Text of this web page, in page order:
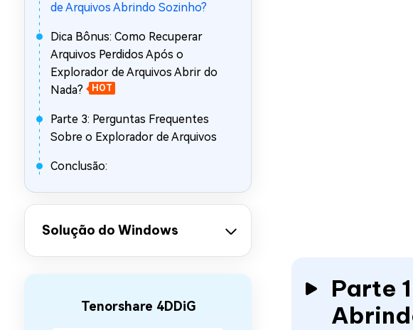
de Arquivos Abrindo Sozinho?
Dica Bônus: Como Recuperar
Arquivos Perdidos Após o
Explorador de Arquivos Abrir do
Nada?
HOT
Parte 3: Perguntas Frequentes
Sobre o Explorador de Arquivos
Conclusão:
Solução do Windows
Tenorshare 4DDiG
Parte